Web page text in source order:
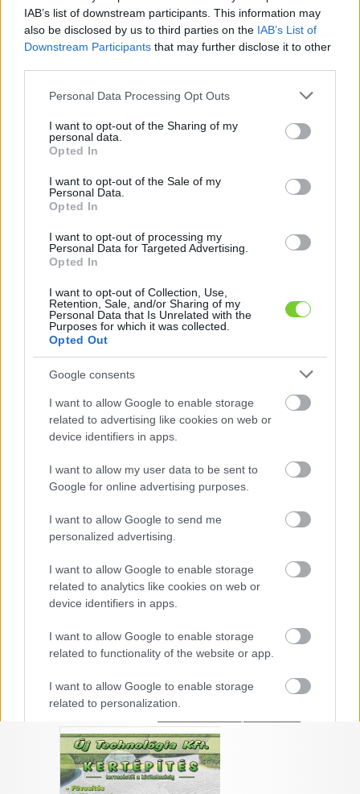
IAB’s list of downstream participants. This information may
also be disclosed by us to third parties on the IAB’s List of
Downstream Participants that may further disclose it to other
Please note that this website/app uses one or more Google
not limited to your visit or usage behaviour. You may click to
grant or deny consent to Google and its third-party tags to
use your data for below specified purposes in below Google
consent section.
Personal Data Processing Opt Outs
I want to opt-out of the Sharing of my
personal data.
Opted In
I want to opt-out of the Sale of my
Personal Data.
Opted In
I want to opt-out of processing my
Personal Data for Targeted Advertising.
Opted In
I want to opt-out of Collection, Use,
Retention, Sale, and/or Sharing of my
Personal Data that Is Unrelated with the
Purposes for which it was collected.
Opted Out
Google consents
I want to allow Google to enable storage
related to advertising like cookies on web or
device identifiers in apps.
I want to allow my user data to be sent to
Google for online advertising purposes.
I want to allow Google to send me
personalized advertising.
I want to allow Google to enable storage
related to analytics like cookies on web or
device identifiers in apps.
I want to allow Google to enable storage
related to functionality of the website or app.
I want to allow Google to enable storage
related to personalization.
I want to allow Google to enable storage
related to security, including authentication
functionality and fraud prevention, and other
user protection.
Felhasználónév
Jelszó
Elfelejtette jelszavát?
Bejelentkezés
faiskola.hu
Kertészeti, kerti termékek és szolgáltatások térképes
KERTÉSZ ÉS KERTÉSZET REGISZTRÁCIÓ
Fűszernövény
20
2 12
2
3
4
3 20
2
2
12
2
3
2
Szaknévsori tagok száma ebben a kategóriában: 79